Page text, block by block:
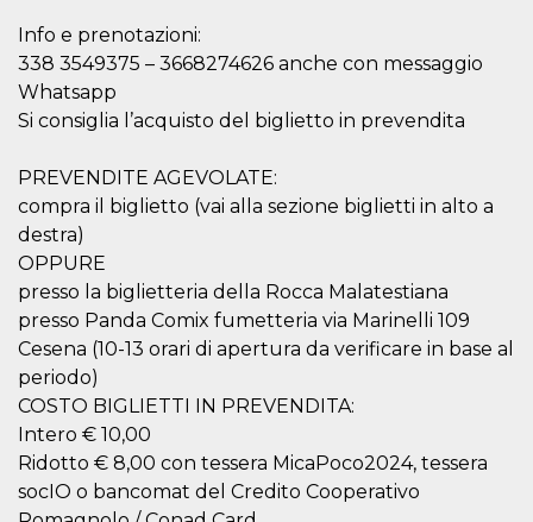
Info e prenotazioni:
338 3549375 – 3668274626 anche con messaggio
Whatsapp
Si consiglia l’acquisto del biglietto in prevendita
PREVENDITE AGEVOLATE:
compra il biglietto (vai alla sezione biglietti in alto a
destra)
OPPURE
presso la biglietteria della Rocca Malatestiana
presso Panda Comix fumetteria via Marinelli 109
Cesena (10-13 orari di apertura da verificare in base al
periodo)
COSTO BIGLIETTI IN PREVENDITA:
Intero € 10,00
Ridotto € 8,00 con tessera MicaPoco2024, tessera
socIO o bancomat del Credito Cooperativo
Storage declaration
Storage
fbssls_314278995690155
Session
wpEmojiSettingsSupports
Session
storage
cn_uc__
Nome
Dominio
c_user
Meta
Platform Inc.
4
settimane